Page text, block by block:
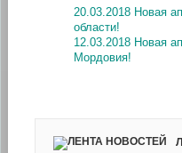
20.03.2018 Новая
области!
12.03.2018 Новая
Мордовия!